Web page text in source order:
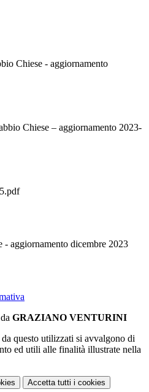
Chiese - aggiornamento
Chiese – aggiornamento 2023-
aggiornamento dicembre 2023
GRAZIANO VENTURINI
questo utilizzati si avvalgono di
ed utili alle finalità illustrate nella
Accetta tutti i cookies